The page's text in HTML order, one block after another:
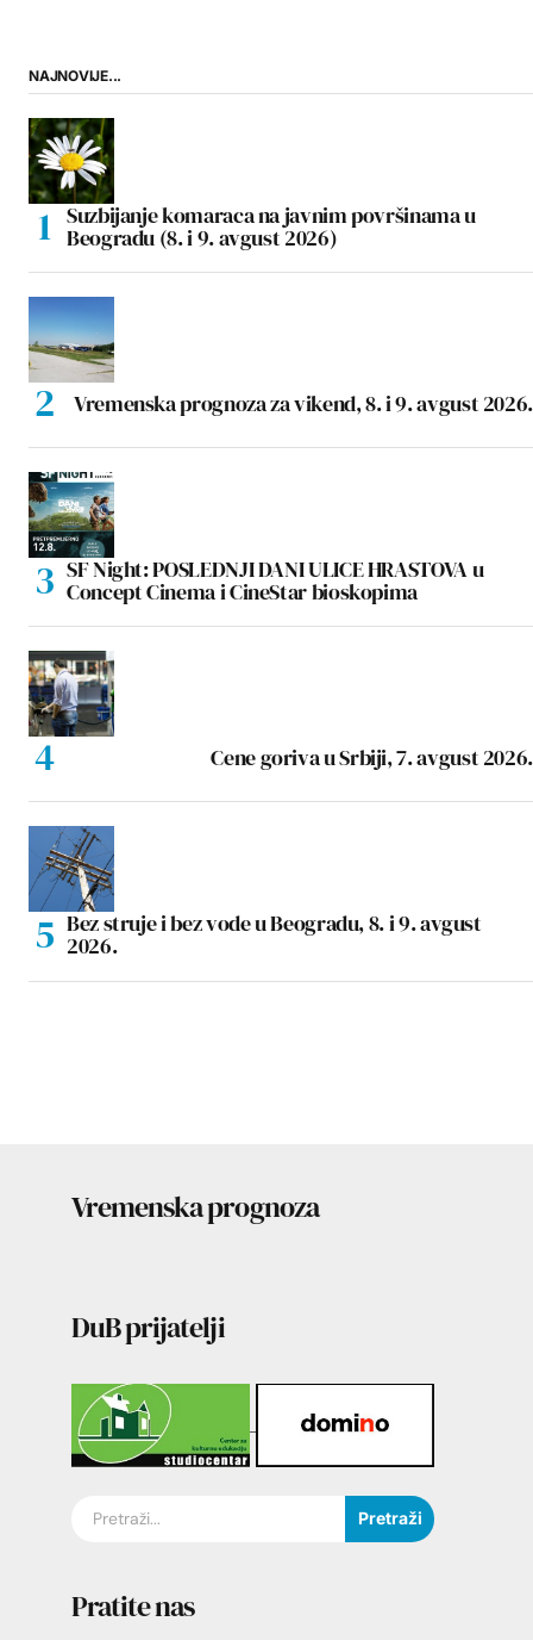
NAJNOVIJE...
Suzbijanje komaraca na javnim površinama u
Beogradu (8. i 9. avgust 2026)
Vremenska prognoza za vikend, 8. i 9. avgust 2026.
SF Night: POSLEDNJI DANI ULICE HRASTOVA u
Concept Cinema i CineStar bioskopima
Cene goriva u Srbiji, 7. avgust 2026.
Bez struje i bez vode u Beogradu, 8. i 9. avgust
2026.
Vremenska prognoza
DuB prijatelji
Pretraži
Pratite nas